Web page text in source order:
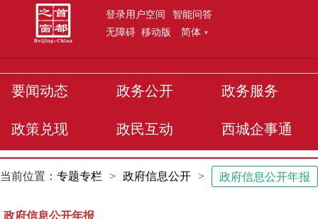
登录用户空间 智能问答
无障碍 移动版 简体
要闻动态 政务公开 政务服务
政策兑现 政民互动 西城企事通
当前位置： 专题专栏 > 政府信息公开 > 政府信息公开年报
政府信息公开年报